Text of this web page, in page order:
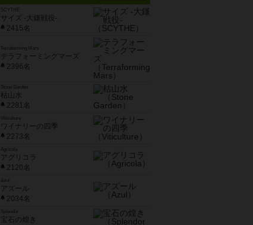
SCYTHE
サイズ -大鎌戦役-
2415名
Terraforming Mars
テラフォーミングマーズ
2396名
Stone Garden
枯山水
2281名
Viticulture
ワイナリーの四季
2273名
Agricola
アグリコラ
2120名
Azul
アズール
2034名
宝石の煌き